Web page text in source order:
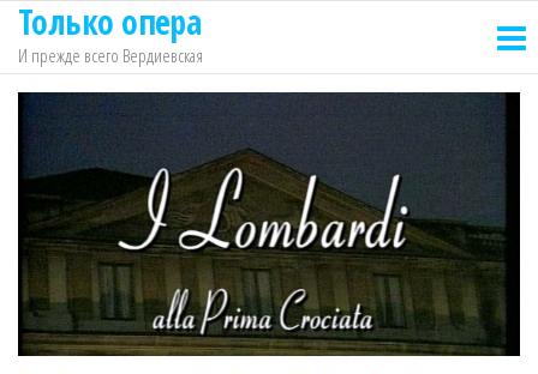
Перейти
содержимому
Только опера
И прежде всего Вердиевская